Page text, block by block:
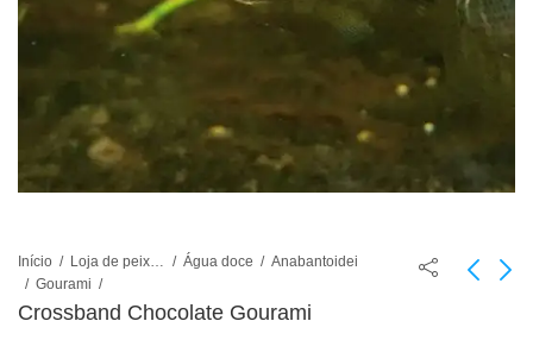
Início Água doce
Anabantoidei
Gourami
Crossband Chocolate Gourami